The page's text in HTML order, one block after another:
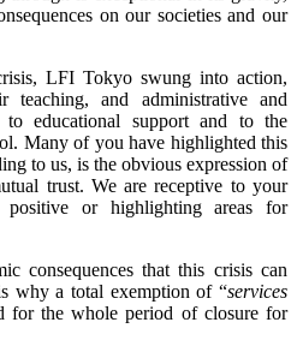
on our societies and our
LFI Tokyo swung into action,
teaching, and administrative and
to educational support and to the
Many of you have highlighted this
to us, is the obvious expression of
trust. We are receptive to your
positive or highlighting areas for
consequences that this crisis can
why a total exemption of “services
for the whole period of closure for